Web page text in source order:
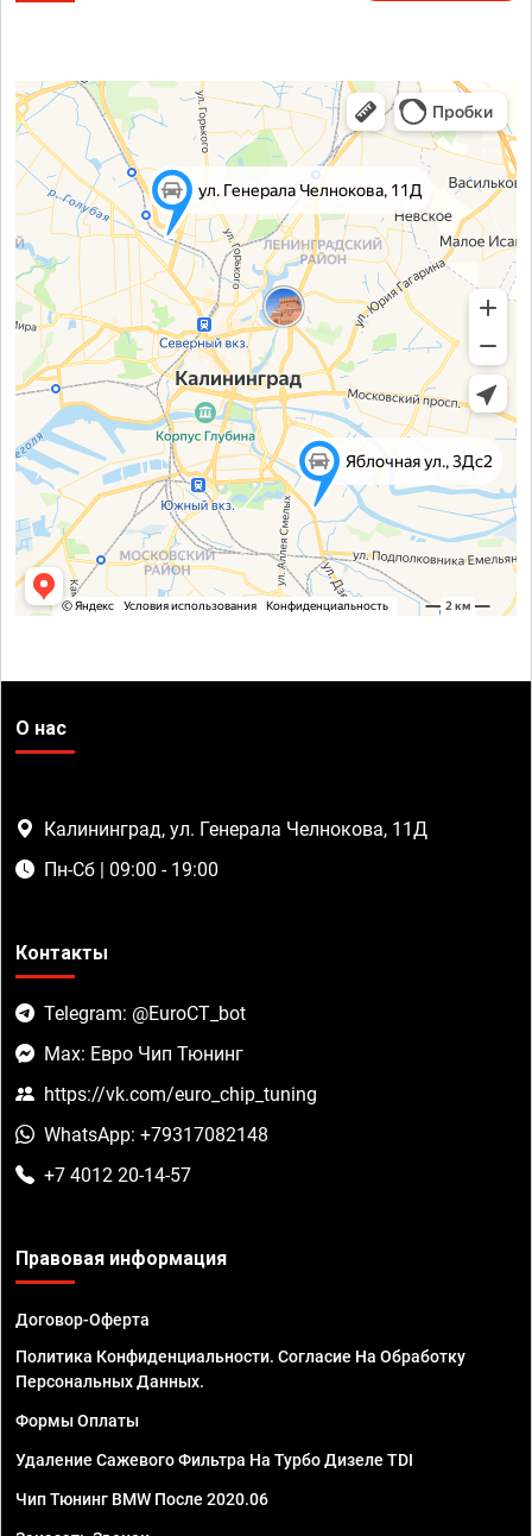
О нас
Калининград, ул. Генерала Челнокова, 11Д
Пн-Сб | 09:00 - 19:00
Контакты
Telegram: @EuroCT_bot
Max: Евро Чип Тюнинг
https://vk.com/euro_chip_tuning
WhatsApp: +79317082148
+7 4012 20-14-57
Правовая информация
Договор-Оферта
Политика Конфиденциальности. Согласие На Обработку
Персональных Данных.
Формы Оплаты
Удаление Сажевого Фильтра На Турбо Дизеле TDI
Чип Тюнинг BMW После 2020.06